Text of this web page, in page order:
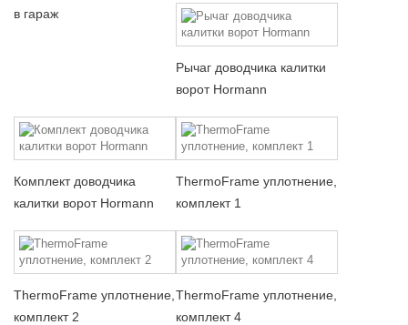
в гараж
Рычаг доводчика калитки
ворот Hormann
Комплект доводчика
калитки ворот Hormann
ThermoFrame уплотнение,
комплект 1
ThermoFrame уплотнение,
комплект 2
ThermoFrame уплотнение,
комплект 4